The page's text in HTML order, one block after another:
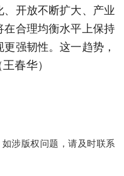
开放不断扩大、产业
在合理均衡水平上保持
强韧性。这一趋势，
王春华）
涉版权问题，请及时联系